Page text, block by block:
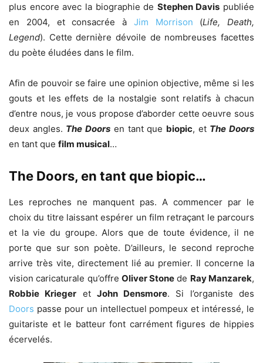
plus encore avec la biographie de Stephen Davis publiée
en 2004, et consacrée à Jim Morrison (Life, Death,
Legend). Cette dernière dévoile de nombreuses facettes
du poète éludées dans le film.
Afin de pouvoir se faire une opinion objective, même si les
gouts et les effets de la nostalgie sont relatifs à chacun
d’entre nous, je vous propose d’aborder cette oeuvre sous
deux angles. The Doors en tant que biopic, et The Doors
en tant que film musical…
The Doors, en tant que biopic…
Les reproches ne manquent pas. A commencer par le
choix du titre laissant espérer un film retraçant le parcours
et la vie du groupe. Alors que de toute évidence, il ne
porte que sur son poète. D’ailleurs, le second reproche
arrive très vite, directement lié au premier. Il concerne la
vision caricaturale qu’offre Oliver Stone de Ray Manzarek,
Robbie Krieger et John Densmore. Si l’organiste des
Doors passe pour un intellectuel pompeux et intéressé, le
guitariste et le batteur font carrément figures de hippies
écervelés.